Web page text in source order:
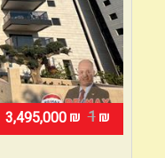
1 ₪
3,495,000 ₪